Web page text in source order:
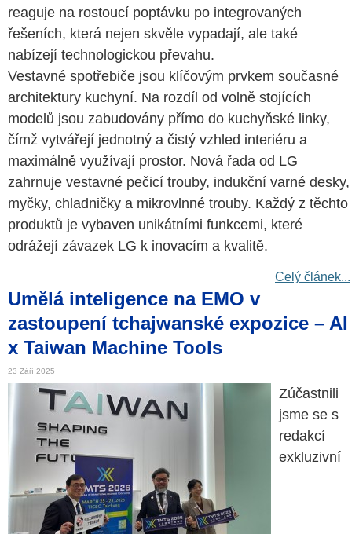
reaguje na rostoucí poptávku po integrovaných
řešeních, která nejen skvěle vypadají, ale také
nabízejí technologickou převahu.
Vestavné spotřebiče jsou klíčovým prvkem současné
architektury kuchyní. Na rozdíl od volně stojících
modelů jsou zabudovány přímo do kuchyňské linky,
čímž vytvářejí jednotný a čistý vzhled interiéru a
maximálně využívají prostor. Nová řada od LG
zahrnuje vestavné pečicí trouby, indukční varné desky,
myčky, chladničky a mikrovlnné trouby. Každý z těchto
produktů je vybaven unikátními funkcemi, které
odrážejí závazek LG k inovacím a kvalitě.
Celý článek...
Umělá inteligence na EMO v
zastoupení tchajwanské expozice – AI
x Taiwan Machine Tools
23 Září 2025
Zúčastnili
jsme se s
redakcí
exkluzivní